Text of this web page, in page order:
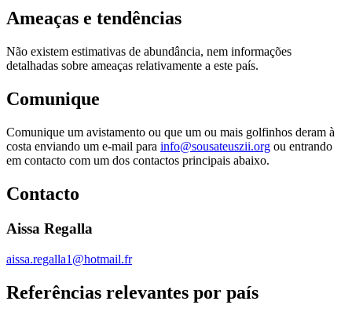
Ameaças e tendências
Não existem estimativas de abundância, nem informações
detalhadas sobre ameaças relativamente a este país.
Comunique
Comunique um avistamento ou que um ou mais golfinhos deram à
costa enviando um e-mail para info@sousateuszii.org ou entrando
em contacto com um dos contactos principais abaixo.
Contacto
Aissa Regalla
aissa.regalla1@hotmail.fr
Referências relevantes por país